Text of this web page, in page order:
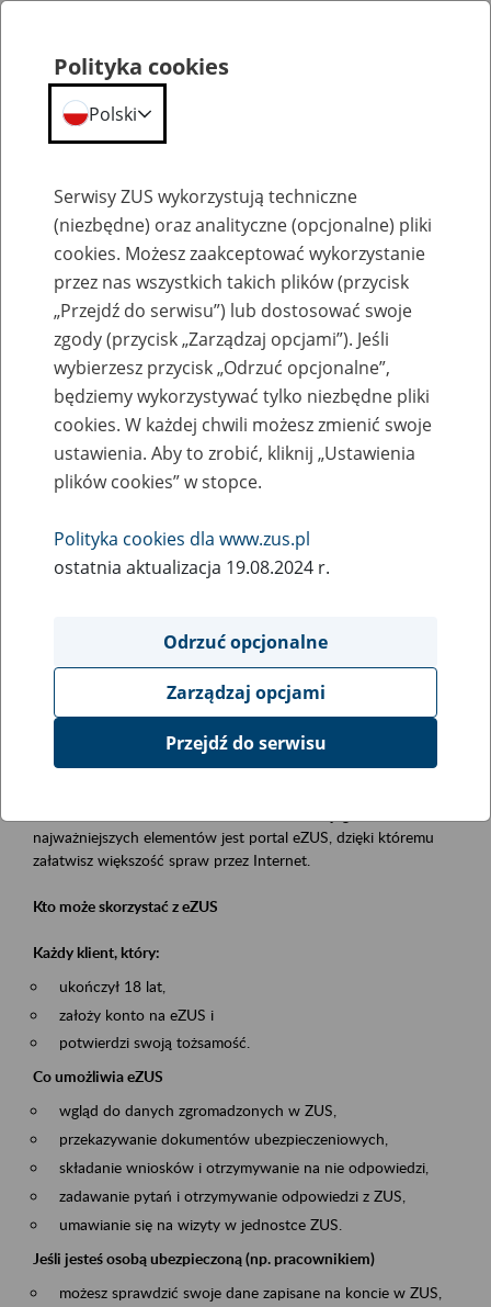
Szkolenia
Zaproś ZUS do siebie - zakładanie profili
eZUS w siedzibie Twojej firmy
Rodzaj wydarzenia
Szkolenia
Obszar merytoryczny
obsługa klientów
Opis wydarzenia
Platforma Usług Elektronicznych eZUS
najważniejszych elementów jest portal eZUS, dzięki któremu
załatwisz większość spraw przez Internet.
Kto może skorzystać z eZUS
Każdy klient, który:
ukończył 18 lat,
założy konto na eZUS i
potwierdzi swoją tożsamość.
Co umożliwia eZUS
wgląd do danych zgromadzonych w ZUS,
przekazywanie dokumentów ubezpieczeniowych,
składanie wniosków i otrzymywanie na nie odpowiedzi,
zadawanie pytań i otrzymywanie odpowiedzi z ZUS,
umawianie się na wizyty w jednostce ZUS.
Jeśli jesteś osobą ubezpieczoną (np. pracownikiem)
możesz sprawdzić swoje dane zapisane na koncie w ZUS,
Polityka cookies
Polski
Serwisy ZUS wykorzystują techniczne
(niezbędne) oraz analityczne (opcjonalne) pliki
cookies. Możesz zaakceptować wykorzystanie
przez nas wszystkich takich plików (przycisk
„Przejdź do serwisu”) lub dostosować swoje
zgody (przycisk „Zarządzaj opcjami”). Jeśli
wybierzesz przycisk „Odrzuć opcjonalne”,
będziemy wykorzystywać tylko niezbędne pliki
cookies. W każdej chwili możesz zmienić swoje
ustawienia. Aby to zrobić, kliknij „Ustawienia
plików cookies” w stopce.
Polityka cookies dla www.zus.pl
ostatnia aktualizacja 19.08.2024 r.
Odrzuć opcjonalne
Zarządzaj opcjami
Przejdź do serwisu